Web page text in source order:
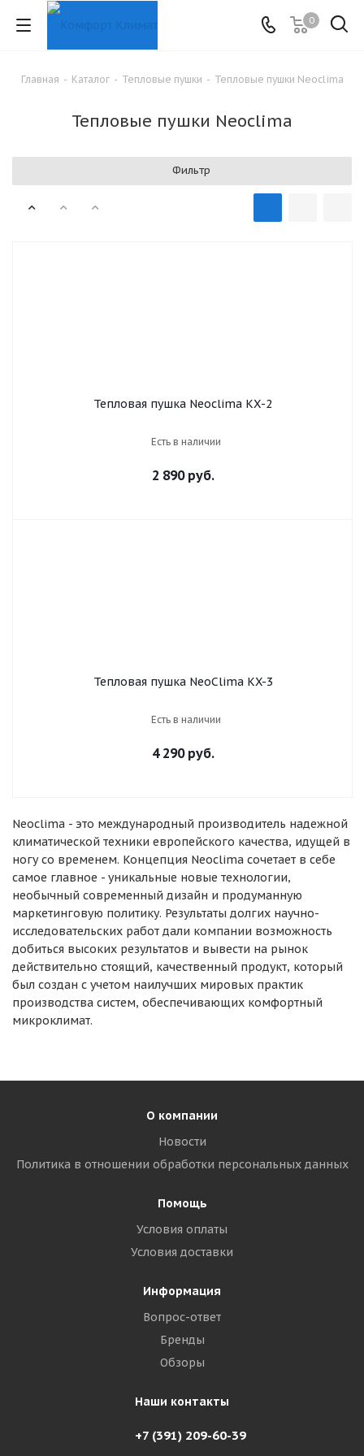
0
Главная - Каталог - Тепловые пушки - Тепловые пушки Neoclima
Тепловые пушки Neoclima
Фильтр
Тепловая пушка Neoclima KХ-2
Есть в наличии
2 890 руб.
Тепловая пушка NeoClima KX-3
Есть в наличии
4 290 руб.
Neoclima - это международный производитель надежной
климатической техники европейского качества, идущей в
ногу со временем. Концепция Neoclima сочетает в себе
самое главное - уникальные новые технологии,
необычный современный дизайн и продуманную
маркетинговую политику. Результаты долгих научно-
исследовательских работ дали компании возможность
добиться высоких результатов и вывести на рынок
действительно стоящий, качественный продукт, который
был создан с учетом наилучших мировых практик
производства систем, обеспечивающих комфортный
микроклимат.
О компании
Новости
Политика в отношении обработки персональных данных
Помощь
Условия оплаты
Условия доставки
Информация
Вопрос-ответ
Бренды
Обзоры
Наши контакты
+7 (391) 209-60-39